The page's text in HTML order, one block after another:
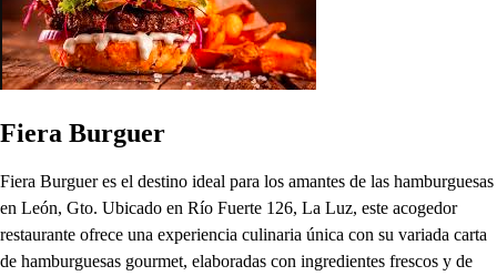
Fiera Burguer
Fiera Burguer es el destino ideal para los amantes de las hamburguesas
en León, Gto. Ubicado en Río Fuerte 126, La Luz, este acogedor
restaurante ofrece una experiencia culinaria única con su variada carta
de hamburguesas gourmet, elaboradas con ingredientes frescos y de